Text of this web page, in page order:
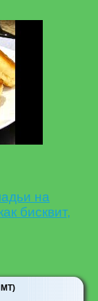
на
бисквит,